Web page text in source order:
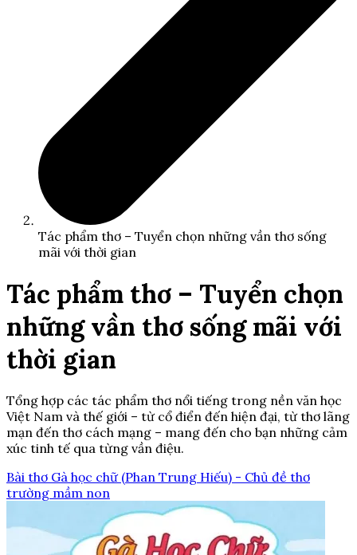
Tác phẩm thơ – Tuyển chọn những vần thơ sống
mãi với thời gian
Tác phẩm thơ – Tuyển chọn
những vần thơ sống mãi với
thời gian
Tổng hợp các tác phẩm thơ nổi tiếng trong nền văn học
Việt Nam và thế giới – từ cổ điển đến hiện đại, từ thơ lãng
mạn đến thơ cách mạng – mang đến cho bạn những cảm
xúc tinh tế qua từng vần điệu.
Bài thơ Gà học chữ (Phan Trung Hiếu) - Chủ đề thơ
trường mầm non